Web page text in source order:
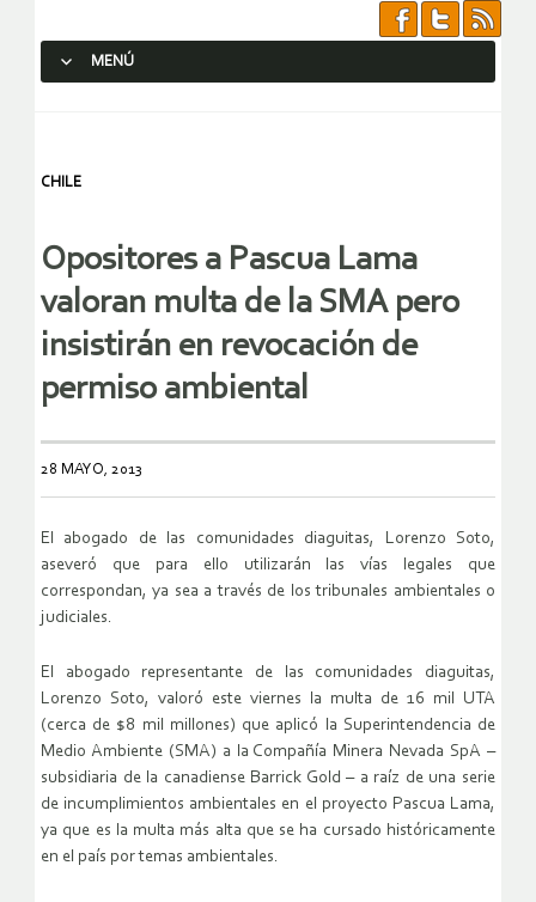
MENÚ
CHILE
Opositores a Pascua Lama
valoran multa de la SMA pero
insistirán en revocación de
permiso ambiental
28 MAYO, 2013
El abogado de las comunidades diaguitas, Lorenzo Soto,
aseveró que para ello utilizarán las vías legales que
correspondan, ya sea a través de los tribunales ambientales o
judiciales.
El abogado representante de las comunidades diaguitas,
Lorenzo Soto, valoró este viernes la multa de 16 mil UTA
(cerca de $8 mil millones) que aplicó la Superintendencia de
Medio Ambiente (SMA) a la Compañía Minera Nevada SpA –
subsidiaria de la canadiense Barrick Gold – a raíz de una serie
de incumplimientos ambientales en el proyecto Pascua Lama,
ya que es la multa más alta que se ha cursado históricamente
en el país por temas ambientales.